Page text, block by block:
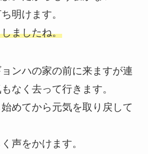
明けます。
ましたね。
ンハの家の前に来ますが連
なく去って行きます。
めてから元気を取り戻して
声をかけます。